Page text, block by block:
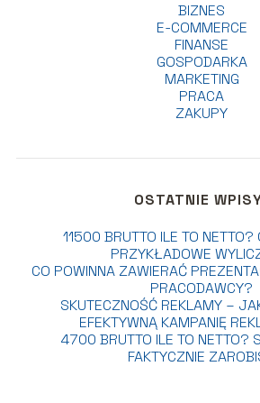
BIZNES
E-COMMERCE
FINANSE
GOSPODARKA
MARKETING
PRACA
ZAKUPY
OSTATNIE
11500 BRUTTO ILE TO NETTO?
PRZYKŁADOWE
CO POWINNA ZAWIERAĆ
PRACODAWCY?
SKUTECZNOŚĆ REKLAMY –
EFEKTYWNĄ KAMPANIĘ
4700 BRUTTO ILE TO NETTO?
FAKTYCZNIE